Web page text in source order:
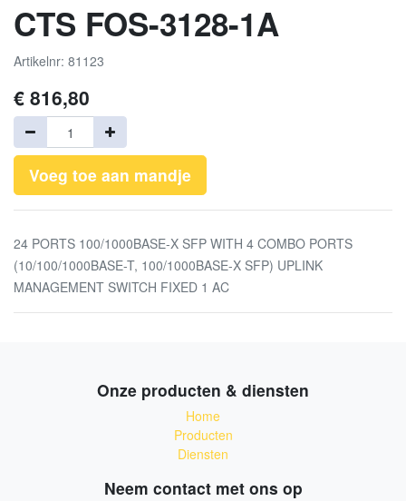
CTS FOS-3128-1A
Artikelnr: 81123
€ 816,80
Voeg toe aan mandje
24 PORTS 100/1000BASE-X SFP WITH 4 COMBO PORTS
(10/100/1000BASE-T, 100/1000BASE-X SFP) UPLINK
MANAGEMENT SWITCH FIXED 1 AC
Onze producten & diensten
Home
Producten
Diensten
Neem contact met ons op